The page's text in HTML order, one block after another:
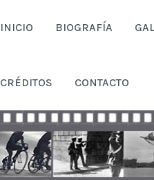
INICIO BIOGRAFÍA
CRÉDITOS CONTACTO